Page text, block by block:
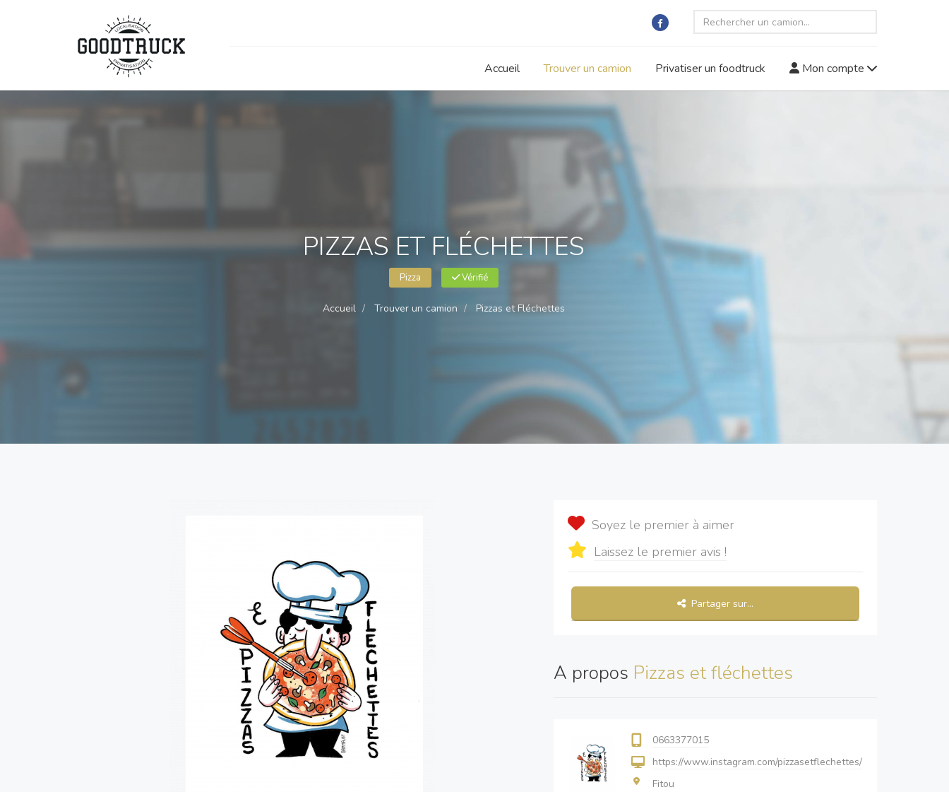
Accueil Trouver un camion Privatiser un foodtruck Mon compte
PIZZAS ET FLÉCHETTES
Pizza Vérifié
Accueil Trouver un camion Pizzas et Fléchettes
Soyez le premier à aimer
Laissez le premier avis !
Partager sur...
A propos Pizzas et fléchettes
0663377015
https://www.instagram.com/pizzasetflechettes/
Fitou